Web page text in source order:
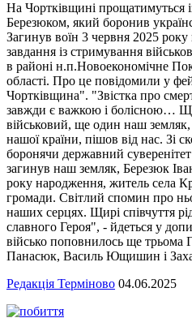
На Чортківщині прощатимуться
Березюком, який боронив
Загинув воїн 3 червня 2025
завдання із стримування
в районі н.п.Новоекономічне
області. Про це повідомили у
Чортківщина". "Звістка про
завжди є важкою і болісною…
військовий, ще один наш
нашої країни, пішов від нас. Зі
боронячи державний суверенітет
загинув наш земляк, Березюк
року народження, житель села
громади. Світлий спомин про
наших серцях. Щирі співчуття
славного Героя", - йдеться у
військо поповнилось ще трьома
Панасюк, Василь Ющишин і
Редакція Терміново 04.06.2025